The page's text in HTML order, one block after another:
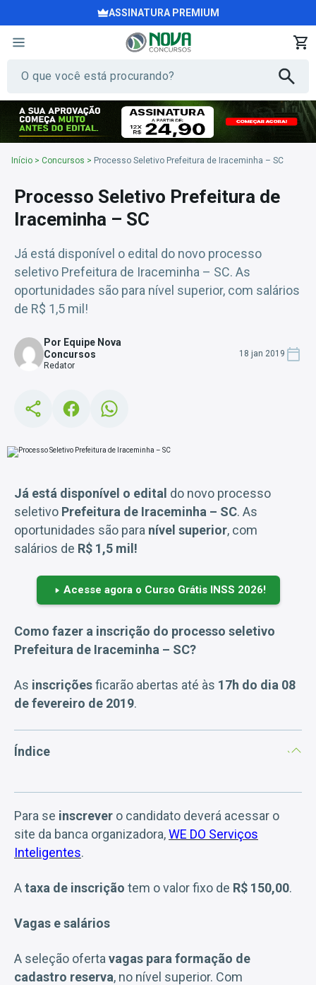
ASSINATURA PREMIUM
Início > Concursos > Processo Seletivo Prefeitura de Iraceminha – SC
Processo Seletivo Prefeitura de
Iraceminha – SC
Já está disponível o edital do novo processo
seletivo Prefeitura de Iraceminha – SC. As
oportunidades são para nível superior, com salários
de R$ 1,5 mil!
Por Equipe Nova
Concursos
Redator
18 jan 2019
Já está disponível o edital do novo processo
seletivo Prefeitura de Iraceminha – SC. As
oportunidades são para nível superior, com
salários de R$ 1,5 mil!
Acesse agora o Curso Grátis INSS 2026!
Como fazer a inscrição do processo seletivo
Prefeitura de Iraceminha – SC?
As inscriçõesficarão abertas até às 17h do dia 08
de fevereiro de 2019.
Índice
Para se inscrever o candidato deverá acessar o
site da banca organizadora,WE DO Serviços
Inteligentes.
Ataxa de inscrição tem o valor fixo de R$ 150,00.
Vagas e salários
A seleção oferta vagas para formação de
cadastro reserva, no nível superior. Com